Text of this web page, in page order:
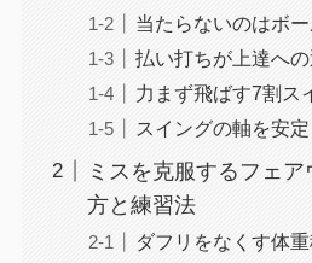
当たらないのはボ
払い打ちが上達へ
力まず飛ばす7割ス
スイングの軸を安
ミスを克服するフェ
方と練習法
ダフリをなくす体